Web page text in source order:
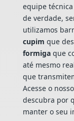
equipe
de verdade,
utilizamos
cupim que
formigaque
até mesmo
que
Acesse o
descubra por
manter o seu